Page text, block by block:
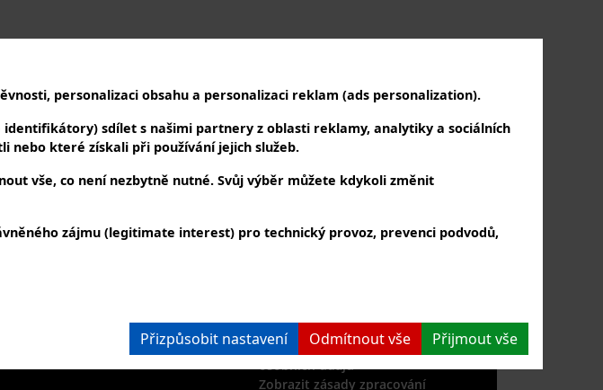
personalizaci obsahu a personalizaci reklam (ads personalization).
sdílet s našimi partnery z oblasti reklamy, analytiky a sociálních
nebo které získali při používání jejich služeb.
vše, co není nezbytně nutné. Svůj výběr můžete kdykoli změnit
zájmu (legitimate interest) pro technický provoz, prevenci podvodů,
Přizpůsobit nastavení Odmítnout vše Přijmout vše
info@powerheat.cz,
info@bohemianoil.cz
Souhlasím se zpracováním
Zobrazit zásady zpracování